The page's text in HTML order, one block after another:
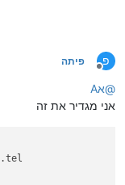
פ
מנותק
פיתה
@אA
אני מגדיר את זה